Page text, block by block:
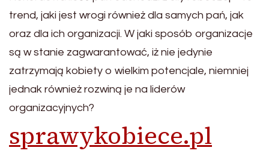
trend, jaki jest wrogi również dla samych pań, jak
oraz dla ich organizacji. W jaki sposób organizacje
są w stanie zagwarantować, iż nie jedynie
zatrzymają kobiety o wielkim potencjale, niemniej
jednak również rozwiną je na liderów
organizacyjnych?
sprawykobiece.pl